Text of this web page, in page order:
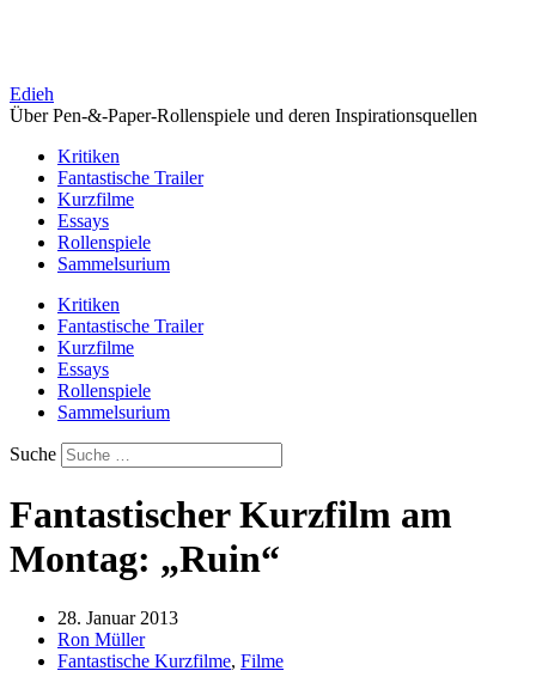
Edieh
Über Pen-&-Paper-Rollenspiele und deren Inspirationsquellen
Kritiken
Fantastische Trailer
Kurzfilme
Essays
Rollenspiele
Sammelsurium
Kritiken
Fantastische Trailer
Kurzfilme
Essays
Rollenspiele
Sammelsurium
Suche
Fantastischer Kurzfilm am
Montag: „Ruin“
28. Januar 2013
Ron Müller
Fantastische Kurzfilme, Filme